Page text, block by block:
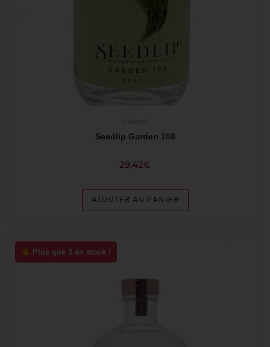
Seedlip Garden 108
29,42€
AJOUTER AU PANIER
Plus que 3 en stock !